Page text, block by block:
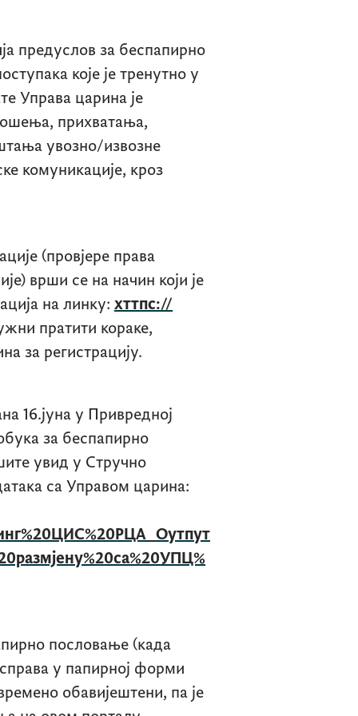
предуслов за беспапирно
које је тренутно у
Управа царина је
прихватања,
увозно/извозне
комуникације, кроз
(провјере права
врши се на начин који је
на линку: хттпс://
пратити кораке,
за регистрацију.
16.јуна у Привредној
за беспапирно
увид у Стручно
са Управом царина:
пословање (када
у папирној форми
обавијештени, па је